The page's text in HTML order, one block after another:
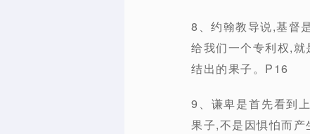
8、约翰教导说,基督
给我们一个专利权,
结出的果子。P16
9、谦卑是首先看到
果子,不是因惧怕而